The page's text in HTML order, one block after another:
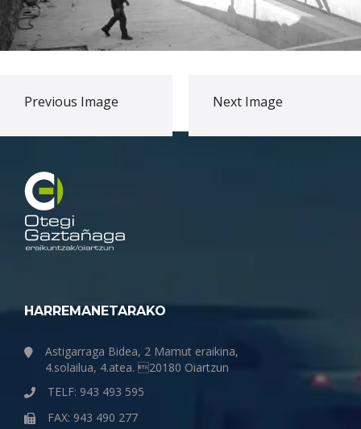
Previous Image Next Image
HARREMANETARAKO
Astigarraga Bidea, 2 Mamut eraikina,
4.solailua, 4.atea. 20180 Oiartzun
TELF: 943 493 595
FAX: 943 490 277